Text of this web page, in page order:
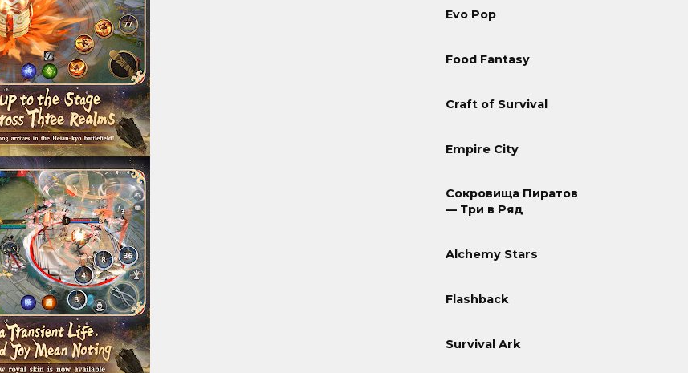
Evo Pop
Food Fantasy
Craft of Survival
Empire City
Сокровища Пиратов
— Три в Ряд
Alchemy Stars
Flashback
Survival Ark